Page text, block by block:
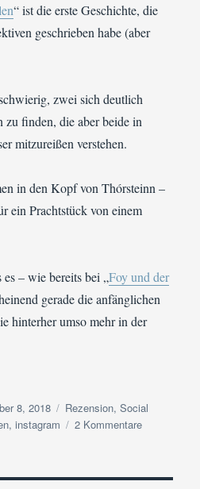
“ ist die erste Geschichte, die
geschrieben habe (aber
zwei sich deutlich
zu finden, die aber beide in
mitzureißen verstehen.
in den Kopf von Thórsteinn –
ein Prachtstück von einem
– wie bereits bei „Foy und der
gerade die anfänglichen
hinterher umso mehr in der
8, 2018 Kategorien
Rezension,Social
,instagram 2 Kommentarezu